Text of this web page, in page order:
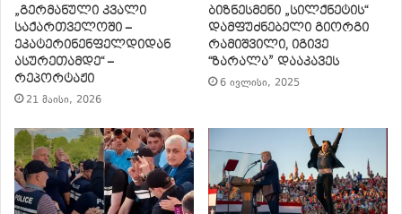
„გერმანული კვალი
საქართველოში –
ეკატერინენფელდიდან
ასურეთამდე“ –
რეპორტაჟი
21 მაისი, 2026
ბიზნესმენი „სილქნეტის“
დამფუძნებელი გიორგი
რამიშვილი, იგივე
“ზარალა” დააკავეს
6 ივლისი, 2025